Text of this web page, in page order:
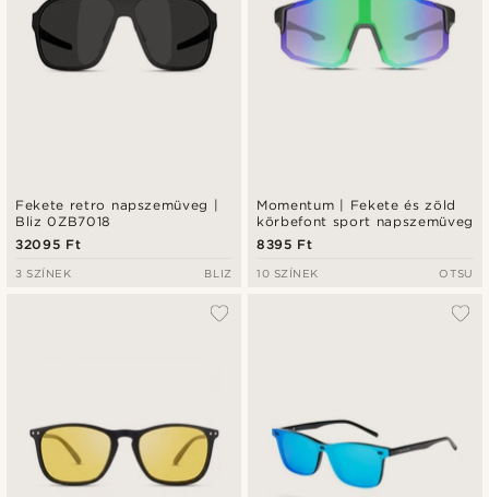
Fekete retro napszemüveg |
Bliz 0ZB7018
32095 Ft
3 SZÍNEK BLIZ
Momentum | Fekete és zöld
körbefont sport napszemüveg
8395 Ft
10 SZÍNEK OTSU